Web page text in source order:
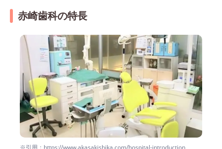
赤崎歯科の特長